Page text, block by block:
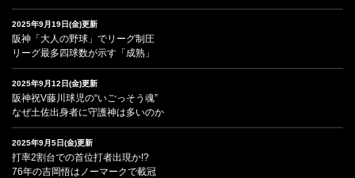
2025年9月19日(金)更新
阪神「大人の野球」でリーグ制圧
リーグ最多四球数が示す「成熟」
2025年9月12日(金)更新
阪神祝V藤川球児の“いごっそう魂”
なぜ土佐出身者に守護神は多いのか
2025年9月5日(金)更新
打率2割台での首位打者出現か!?
76年の吉岡悟はノーマークで載冠